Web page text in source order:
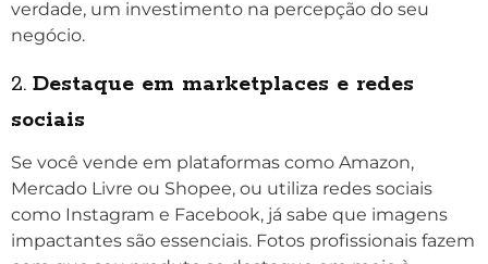
verdade, um investimento na percepção do seu
negócio.
2. Destaque em marketplaces e redes
sociais
Se você vende em plataformas como Amazon,
Mercado Livre ou Shopee, ou utiliza redes sociais
como Instagram e Facebook, já sabe que imagens
impactantes são essenciais. Fotos profissionais fazem